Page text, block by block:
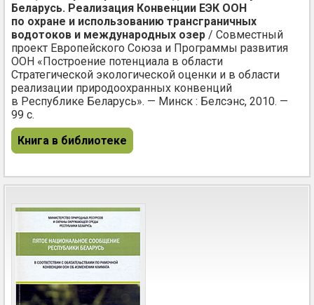
Беларусь. Реализация Конвенции ЕЭК ООН
по охране и использованию трансграничных
водотоков и международных озер / Совместный
проект Европейского Союза и Программы развития
ООН «Построение потенциала в области
Стратегической экологической оценки и в области
реализации природоохранных конвенций
в Республике Беларусь». — Минск : Белсэнс, 2010. —
99 с.
Книга в библиотеке